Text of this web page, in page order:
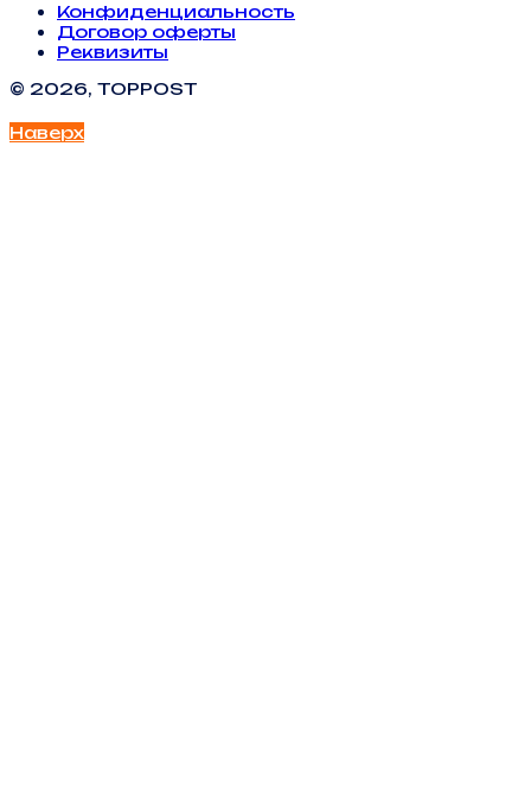
Конфиденциальность
Договор оферты
Реквизиты
© 2026, TOPPOST
Наверх